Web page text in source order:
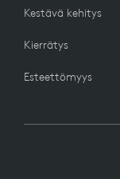
Kestävä kehitys
Kierrätys
Esteettömyys